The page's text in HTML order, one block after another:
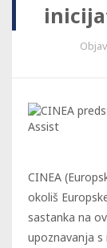
CINEA
okoliš
sastanka na
upoznavanja s